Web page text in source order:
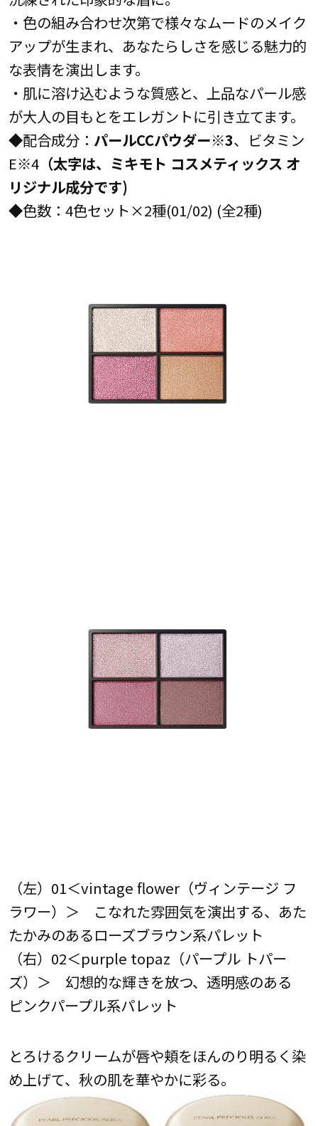
・色の組み合わせ次第で様々なムードのメイク
アップが生まれ、あなたらしさを感じる魅力的
な表情を演出します。
・肌に溶け込むような質感と、上品なパール感
が大人の目もとをエレガントに引き立てます。
◆配合成分： パールCCパウダー※3、ビタミン
E※4（太字は、ミキモト コスメティックス オ
リジナル成分です)
◆色数：4色セット×2種(01/02) (全2種)
（左）01＜vintage flower（ヴィンテージ フ
ラワー）＞ こなれた雰囲気を演出する、あた
たかみのあるローズブラウン系パレット
（右）02＜purple topaz（パープル トパー
ズ）＞ 幻想的な輝きを放つ、透明感のある
ピンクパープル系パレット
とろけるクリームが唇や頬をほんのり明るく染
め上げて、秋の肌を華やかに彩る。